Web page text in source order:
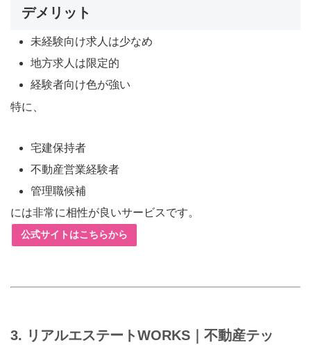
デメリット
未経験向け求人は少なめ
地方求人は限定的
経験者向け色が強い
特に、
宅建保持者
不動産営業経験者
管理職候補
には非常に相性が良いサービスです。
公式サイトはこちらから
3. リアルエステートWORKS｜不動産テッ